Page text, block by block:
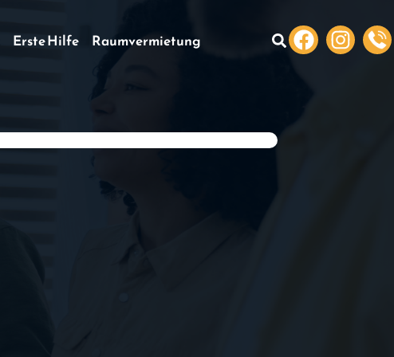
Erste Hilfe Raumvermietung